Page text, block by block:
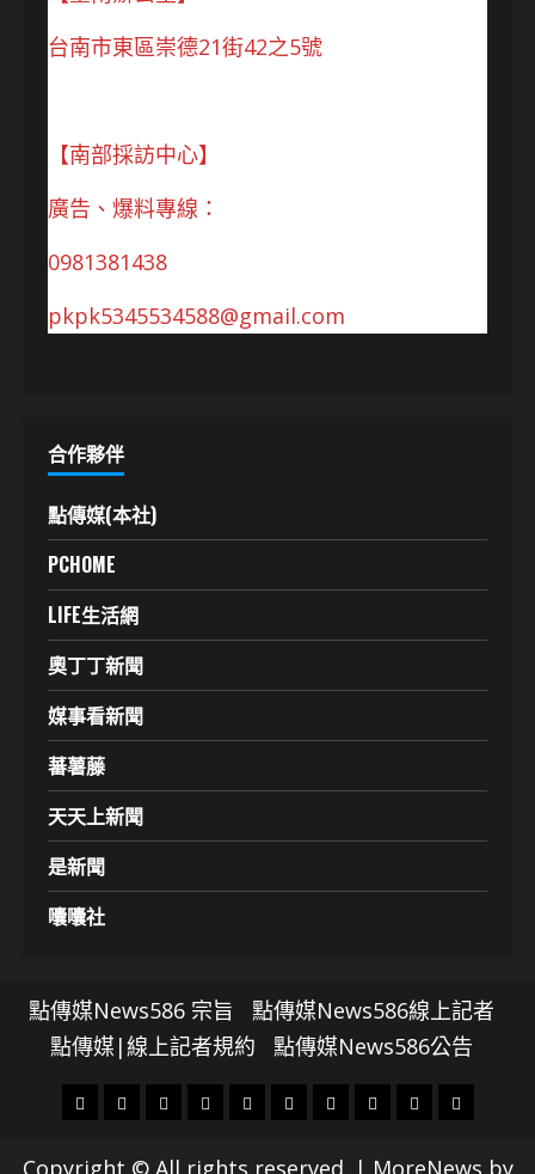
台南市東區崇德21街42之5號
【南部採訪中心】
廣告、爆料專線：
0981381438
pkpk5345534588@gmail.com
合作夥伴
點傳媒(本社)
PCHOME
LIFE生活網
奧丁丁新聞
媒事看新聞
蕃薯藤
天天上新聞
是新聞
囔囔社
點傳媒News586 宗旨
點傳媒News586線上記者
點傳媒|線上記者規約
點傳媒News586公告
頭
財
地
社
文
科
專
娛
影
政
國
運
生
Copyright © All rights reserved. | MoreNews by